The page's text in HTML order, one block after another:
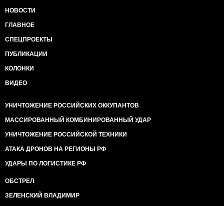
НОВОСТИ
ГЛАВНОЕ
СПЕЦПРОЕКТЫ
ПУБЛИКАЦИИ
КОЛОНКИ
ВИДЕО
УНИЧТОЖЕНИЕ РОССИЙСКИХ ОККУПАНТОВ
МАССИРОВАННЫЙ КОМБИНИРОВАННЫЙ УДАР
УНИЧТОЖЕНИЕ РОССИЙСКОЙ ТЕХНИКИ
АТАКА ДРОНОВ НА РЕГИОНЫ РФ
УДАРЫ ПО ЛОГИСТИКЕ РФ
ОБСТРЕЛ
ЗЕЛЕНСКИЙ ВЛАДИМИР